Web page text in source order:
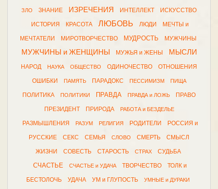
ЗЛО ЗНАНИЕ ИЗРЕЧЕНИЯ ИНТЕЛЛЕКТ ИСКУССТВО
ИСТОРИЯ КРАСОТА ЛЮБОВЬ ЛЮДИ МЕЧТЫ и
МЕЧТАТЕЛИ МИРОТВОРЧЕСТВО МУДРОСТЬ МУЖЧИНЫ
МУЖЧИНЫ и ЖЕНЩИНЫ МУЖЬЯ и ЖЕНЫ МЫСЛИ
НАРОД НАУКА ОБЩЕСТВО ОДИНОЧЕСТВО ОТНОШЕНИЯ
ОШИБКИ ПАМЯТЬ ПАРАДОКС ПЕССИМИЗМ ПИЩА
ПОЛИТИКА ПОЛИТИКИ ПРАВДА ПРАВДА и ЛОЖЬ ПРАВО
ПРЕЗИДЕНТ ПРИРОДА РАБОТА и БЕЗДЕЛЬЕ
РАЗМЫШЛЕНИЯ РАЗУМ РЕЛИГИЯ РОДИТЕЛИ РОССИЯ и
РУССКИЕ СЕКС СЕМЬЯ СЛОВО СМЕРТЬ СМЫСЛ
ЖИЗНИ СОВЕСТЬ СТАРОСТЬ СТРАХ СУДЬБА
СЧАСТЬЕ СЧАСТЬЕ и УДАЧА ТВОРЧЕСТВО ТОЛК и
БЕСТОЛОЧЬ УДАЧА УМ и ГЛУПОСТЬ УМНЫЕ и ДУРАКИ